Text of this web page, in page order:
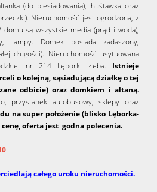
(do biesiadowania), huśtawka oraz
Nieruchomość jest ogrodzona, z
są wszystkie media (prąd i woda),
lampy. Domek posiada zadaszony,
długości). Nieruchomość usytuowana
nr 214 Lębork– Łeba. Istnieje
o kolejną, sąsiadującą działkę o tej
odbicie) oraz domkiem i altaną.
przystanek autobusowy, sklepy oraz
na super położenie (blisko Lęborka-
cenę, oferta jest godna polecenia.
całego uroku nieruchomości.